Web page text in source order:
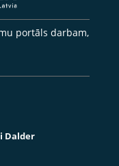
portāls darbam,
Dalder